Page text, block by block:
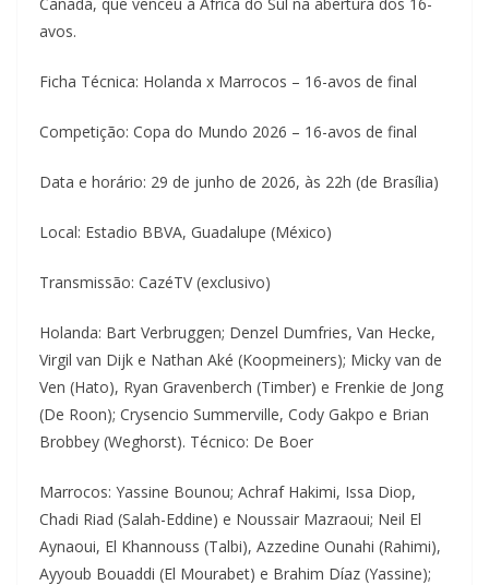
avos.
Ficha Técnica: Holanda x Marrocos – 16-avos de final
Competição: Copa do Mundo 2026 – 16-avos de final
Data e horário: 29 de junho de 2026, às 22h (de Brasília)
Local: Estadio BBVA, Guadalupe (México)
Transmissão: CazéTV (exclusivo)
Holanda: Bart Verbruggen; Denzel Dumfries, Van Hecke,
Virgil van Dijk e Nathan Aké (Koopmeiners); Micky van de
Ven (Hato), Ryan Gravenberch (Timber) e Frenkie de Jong
(De Roon); Crysencio Summerville, Cody Gakpo e Brian
Brobbey (Weghorst). Técnico: De Boer
Marrocos: Yassine Bounou; Achraf Hakimi, Issa Diop,
Chadi Riad (Salah-Eddine) e Noussair Mazraoui; Neil El
Aynaoui, El Khannouss (Talbi), Azzedine Ounahi (Rahimi),
Ayyoub Bouaddi (El Mourabet) e Brahim Díaz (Yassine);